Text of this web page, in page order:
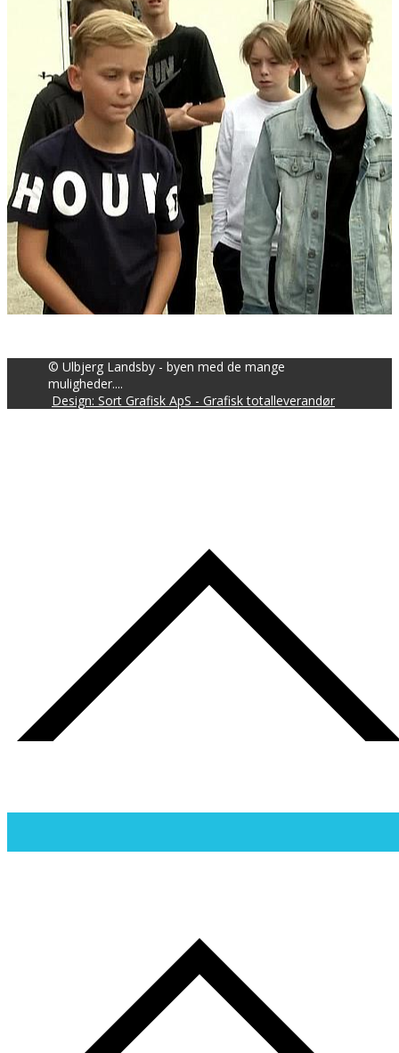
© Ulbjerg Landsby - byen med de mange
muligheder....
Design: Sort Grafisk ApS - Grafisk totalleverandør